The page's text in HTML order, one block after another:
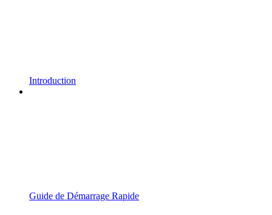
Introduction
Guide de Démarrage Rapide